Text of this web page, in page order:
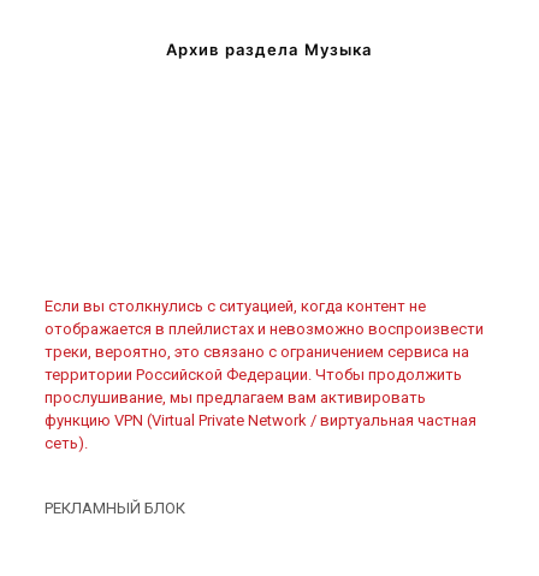
Архив раздела Музыка
Если вы столкнулись с ситуацией, когда контент не
отображается в плейлистах и невозможно воспроизвести
треки, вероятно, это связано с ограничением сервиса на
территории Российской Федерации. Чтобы продолжить
прослушивание, мы предлагаем вам активировать
функцию VPN (Virtual Private Network / виртуальная частная
сеть).
РЕКЛАМНЫЙ БЛОК